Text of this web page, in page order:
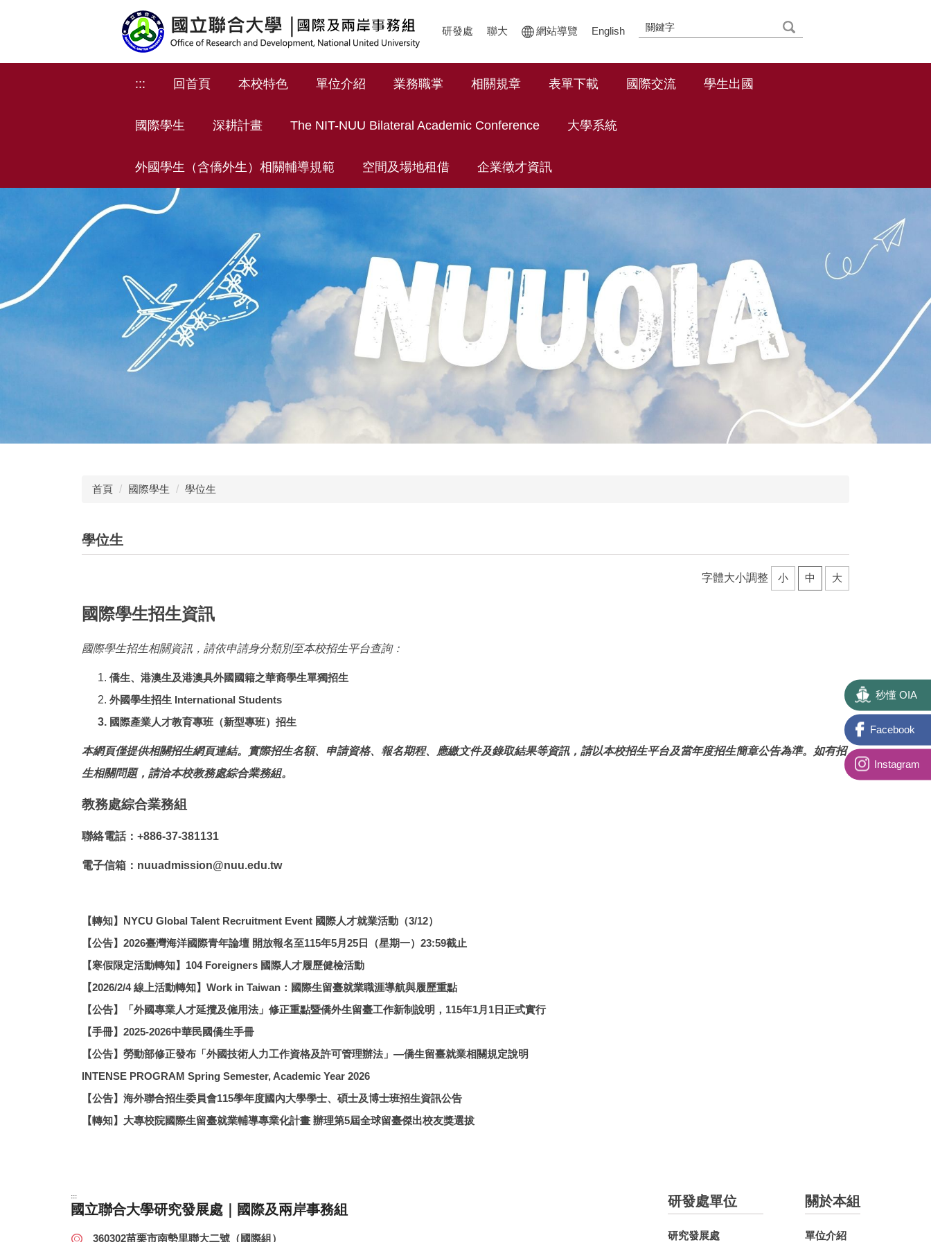
研發處 聯大 網站導覽 English
::: 回首頁 本校特色 單位介紹 業務職掌 相關規章 表單下載 國際交流 學生出國
國際學生 深耕計畫 The NIT-NUU Bilateral Academic Conference 大學系統
外國學生（含僑外生）相關輔導規範 空間及場地租借 企業徵才資訊
秒懂 OIA
Facebook
Instagram
首頁 國際學生 學位生
學位生
字體大小調整 小 中 大
國際學生招生資訊
國際學生招生相關資訊，請依申請身分類別至本校招生平台查詢：
僑生、港澳生及港澳具外國國籍之華裔學生單獨招生
外國學生招生 International Students
國際產業人才教育專班（新型專班）招生
本網頁僅提供相關招生網頁連結。實際招生名額、申請資格、報名期程、應繳文件及錄取結果等資訊，請以本校招生平台及當年度招生簡章公告為準。如有招
生相關問題，請洽本校教務處綜合業務組。
教務處綜合業務組
聯絡電話：+886-37-381131
電子信箱：nuuadmission@nuu.edu.tw
【轉知】NYCU Global Talent Recruitment Event 國際人才就業活動（3/12）
【公告】2026臺灣海洋國際青年論壇 開放報名至115年5月25日（星期一）23:59截止
【寒假限定活動轉知】104 Foreigners 國際人才履歷健檢活動
【2026/2/4 線上活動轉知】Work in Taiwan：國際生留臺就業職涯導航與履歷重點
【公告】「外國專業人才延攬及僱用法」修正重點暨僑外生留臺工作新制說明，115年1月1日正式實行
【手冊】2025-2026中華民國僑生手冊
【公告】勞動部修正發布「外國技術人力工作資格及許可管理辦法」—僑生留臺就業相關規定說明
INTENSE PROGRAM Spring Semester, Academic Year 2026
【公告】海外聯合招生委員會115學年度國內大學學士、碩士及博士班招生資訊公告
【轉知】大專校院國際生留臺就業輔導專業化計畫 辦理第5屆全球留臺傑出校友獎選拔
:::
國立聯合大學研究發展處｜國際及兩岸事務組
360302苗栗市南勢里聯大二號（國際組）
研發處單位
研究發展處
關於本組
單位介紹